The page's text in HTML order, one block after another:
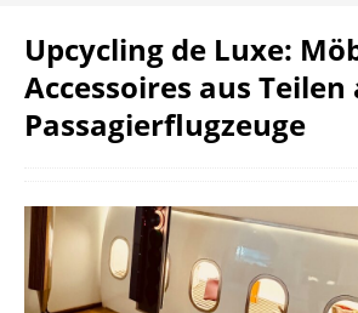
Upcycling de Luxe:
Accessoires aus
Passagierflugzeuge